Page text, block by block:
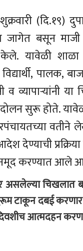
(दि.१९)
जागेत बसून
यावेळी शाळा
पालक,
व व्यापाऱ्यांनी
सुरू होते.
वतीने
देण्याची
नमूद करण्यात
असलेल्या
टाकून दबई
आत्मदहन